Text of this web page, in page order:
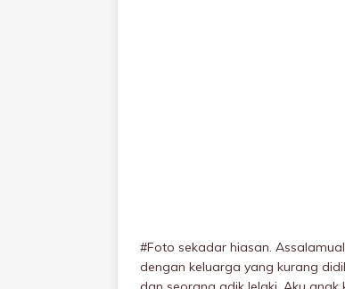
#Foto sekadar hiasan.
dengan keluarga yang kurang